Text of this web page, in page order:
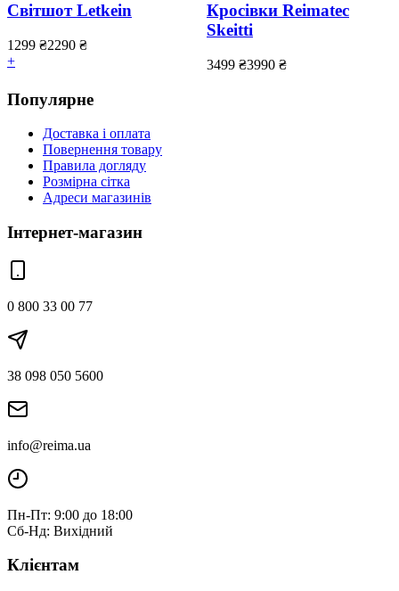
Світшот Letkein
1299 ₴2290 ₴
+
Кросівки Reimatec
Skeitti
3499 ₴3990 ₴
Популярне
Доставка і оплата
Повернення товару
Правила догляду
Розмірна сітка
Адреси магазинів
Інтернет-магазин
0 800 33 00 77
38 098 050 5600
info@reima.ua
Пн-Пт: 9:00 до 18:00
Сб-Нд: Вихідний
Клієнтам